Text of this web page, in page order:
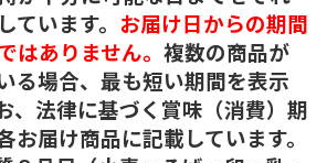
ています。 お届け日からの期間
はありません。 複数の商品が
る場合、最も短い期間を表示
、法律に基づく賞味（消費）期
お届け商品に記載しています。